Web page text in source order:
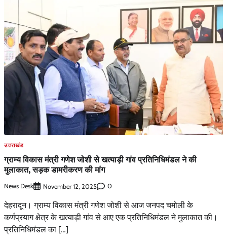
उत्तराखंड
ग्राम्य विकास मंत्री गणेश जोशी से खत्याड़ी गांव प्रतिनिधिमंडल ने की
मुलाकात, सड़क डामरीकरण की मांग
News Desk November 12, 2025 0
देहरादून। ग्राम्य विकास मंत्री गणेश जोशी से आज जनपद चमोली के
कर्णप्रयाग क्षेत्र के खत्याड़ी गांव से आए एक प्रतिनिधिमंडल ने मुलाकात की।
प्रतिनिधिमंडल का […]